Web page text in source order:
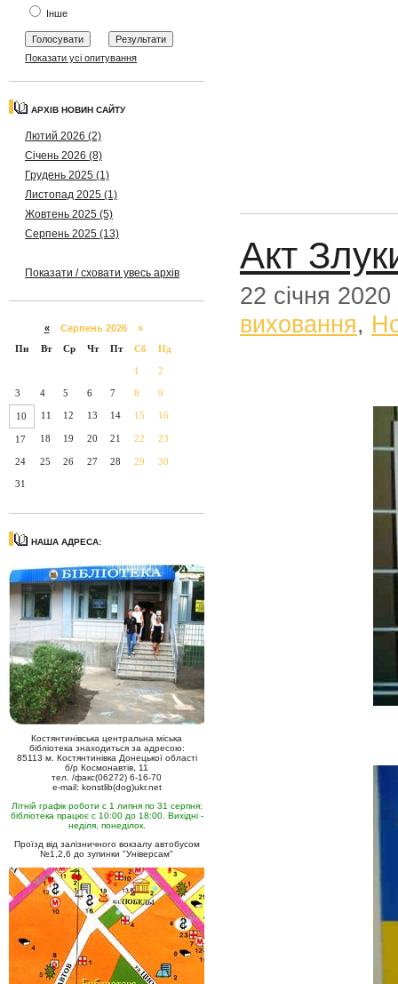
Інше
Показати усі опитування
АРХІВ НОВИН САЙТУ
Лютий 2026 (2)
Січень 2026 (8)
Грудень 2025 (1)
Листопад 2025 (1)
Жовтень 2025 (5)
Серпень 2025 (13)
Показати / сховати увесь архів
«Серпень 2026 »
Пн
Вт Ср Чт Пт Сб Нд
1 2
3 4 5 6 7 8 9
10 11 12 13 14 15 16
17 18 19 20 21 22 23
24 25 26 27 28 29 30
31
НАША АДРЕСА:
Костянтинівська центральна міська
бібліотека знаходиться за адресою:
85113 м. Костянтинівка Донецької області
б/р Космонавтів, 11
тел. /факс(06272) 6-16-70
e-mail: konstlib(dog)ukr.net
Літній графік роботи с 1 липня по 31 серпня:
бібліотека працює с 10:00 до 18:00. Вихідні -
неділя, понеділок.
Проїзд від залізничного вокзалу автобусом
№1,2,6 до зупинки "Універсам"
Акт
22 січня 2020
виховання,